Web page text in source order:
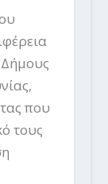
που
τους